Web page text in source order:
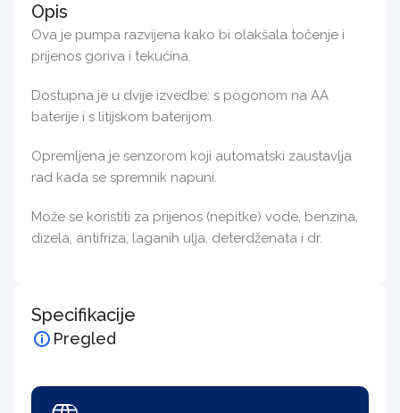
Opis
Ova je pumpa razvijena kako bi olakšala točenje i
prijenos goriva i tekućina.
Dostupna je u dvije izvedbe: s pogonom na AA
baterije i s litijskom baterijom.
Opremljena je senzorom koji automatski zaustavlja
rad kada se spremnik napuni.
Može se koristiti za prijenos (nepitke) vode, benzina,
dizela, antifriza, laganih ulja, deterdženata i dr.
Specifikacije
Pregled